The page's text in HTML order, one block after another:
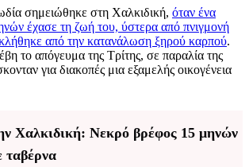
σημειώθηκε στη Χαλκιδική, όταν ένα
έχασε τη ζωή του, ύστερα από πνιγμονή
από την κατανάλωση ξηρού καρπού.
το απόγευμα της Τρίτης, σε παραλία της
για διακοπές μια εξαμελής οικογένεια
Χαλκιδική: Νεκρό βρέφος 15 μηνών
ταβέρνα